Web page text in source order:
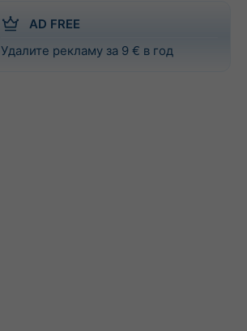
AD FREE
Удалите рекламу за 9 € в год